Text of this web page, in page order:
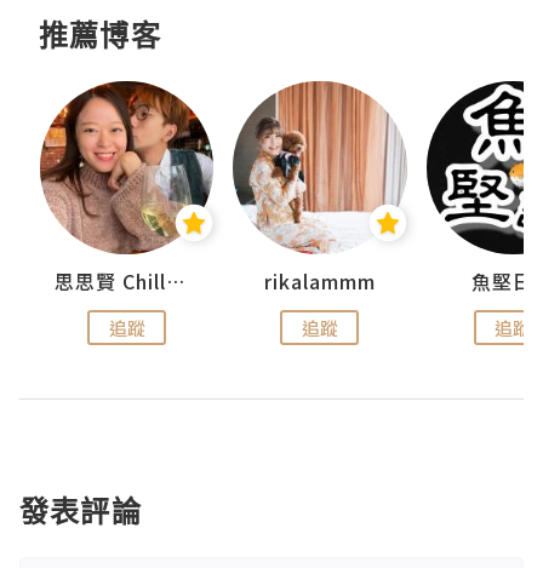
推薦博客
思思賢 ChillMyBabe
追蹤
rikalammm
追蹤
魚堅日
追蹤
發表評論